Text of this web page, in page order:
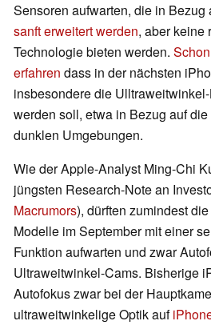
Sensoren aufwarten, die in Bezug
sanft erweitert werden, aber keine
Technologie bieten werden.
erfahren dass in der nächsten
insbesondere die
werden soll, etwa in Bezug auf
dunklen Umgebungen.
Wie der Apple-Analyst Ming-Chi
jüngsten Research-Note an
Macrumors), dürften zumindest
Modelle im September mit einer
Funktion aufwarten und zwar
Ultraweitwinkel-Cams. Bisherige
Autofokus zwar bei der
ultraweitwinkelige Optik auf